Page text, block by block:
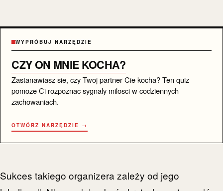
WYPRÓBUJ NARZĘDZIE
CZY ON MNIE KOCHA?
Zastanawiasz sie, czy Twoj partner Cie kocha? Ten quiz
pomoze Ci rozpoznac sygnaly milosci w codziennych
zachowaniach.
OTWÓRZ NARZĘDZIE →
Sukces takiego organizera zależy od jego